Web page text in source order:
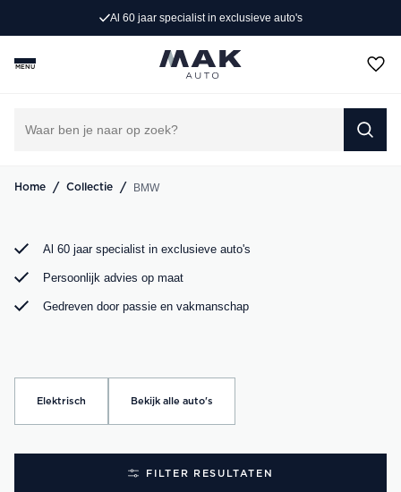
Al 60 jaar specialist in exclusieve auto's
MENU
Home / Collectie / BMW
Rijd weg in jouw droom-BMW. Bij MAK Auto vind je een
exclusief aanbod BMW occasions, van de sportieve BMW
3 Serie tot de ruime BMW X5. Bekijk ons aanbod online of
Al 60 jaar specialist in exclusieve auto's
Persoonlijk advies op maat
Gedreven door passie en vakmanschap
Elektrisch Bekijk alle auto's
FILTER RESULTATEN